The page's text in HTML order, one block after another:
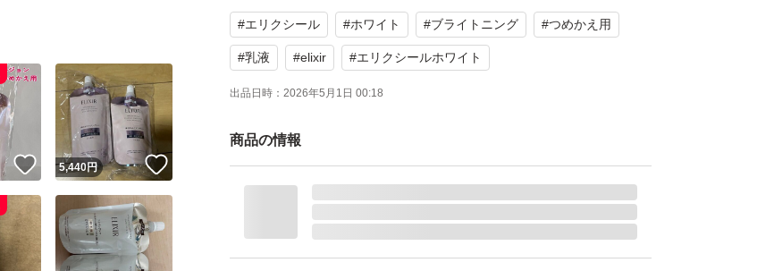
#エリクシール #ホワイト #ブライトニング #つめかえ用
#乳液 #elixir #エリクシールホワイト
出品日時： 2026年5月1日 00:18
商品の情報
いいね！
5,440円